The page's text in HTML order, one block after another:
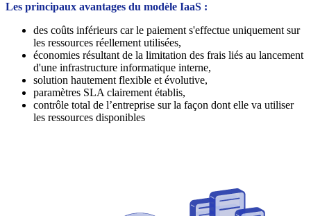
Les principaux avantages du modèle IaaS :
des coûts inférieurs car le paiement s'effectue uniquement sur
les ressources réellement utilisées,
économies résultant de la limitation des frais liés au lancement
d'une infrastructure informatique interne,
solution hautement flexible et évolutive,
paramètres SLA clairement établis,
contrôle total de l’entreprise sur la façon dont elle va utiliser
les ressources disponibles